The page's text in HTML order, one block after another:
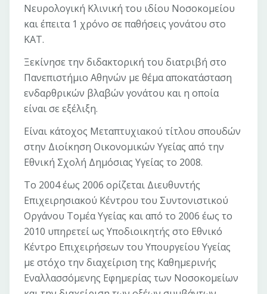
Νευρολογική Κλινική του ιδίου Νοσοκομείου
και έπειτα 1 χρόνο σε παθήσεις γονάτου στο
ΚΑΤ.
Ξεκίνησε την διδακτορική του διατριβή στο
Πανεπιστήμιο Αθηνών με θέμα αποκατάσταση
ενδαρθρικών βλαβών γονάτου και η οποία
είναι σε εξέλιξη.
Είναι κάτοχος Μεταπτυχιακού τίτλου σπουδών
στην Διοίκηση Οικονομικών Υγείας από την
Εθνική Σχολή Δημόσιας Υγείας το 2008.
Το 2004 έως 2006 ορίζεται Διευθυντής
Επιχειρησιακού Κέντρου του Συντονιστικού
Οργάνου Τομέα Υγείας και από το 2006 έως το
2010 υπηρετεί ως Υποδιοικητής στο Εθνικό
Κέντρο Επιχειρήσεων του Υπουργείου Υγείας
με στόχο την διαχείριση της Καθημερινής
Εναλλασσόμενης Εφημερίας των Νοσοκομείων